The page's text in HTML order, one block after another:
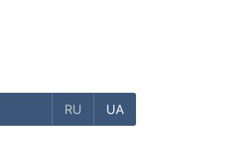
RU UA